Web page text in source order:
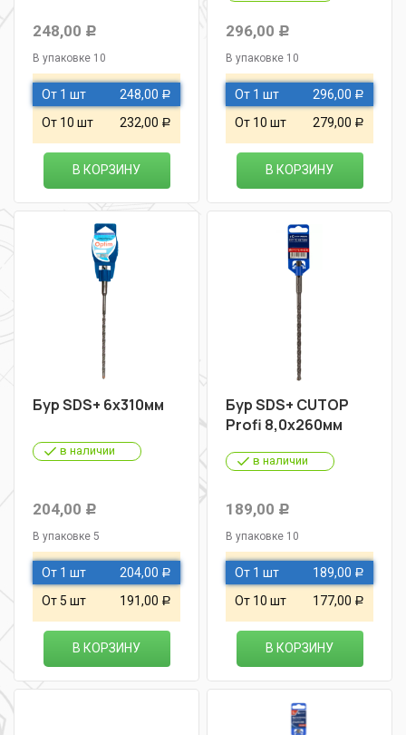
248,00 Р
В упаковке 10
От 1 шт 248,00 Р
От 10 шт 232,00 Р
В КОРЗИНУ
296,00 Р
В упаковке 10
От 1 шт 296,00 Р
От 10 шт 279,00 Р
В КОРЗИНУ
Бур SDS+ 6х310мм
в наличии
204,00 Р
В упаковке 5
От 1 шт 204,00 Р
От 5 шт 191,00 Р
В КОРЗИНУ
Бур SDS+ CUTOP
Profi 8,0х260мм
в наличии
189,00 Р
В упаковке 10
От 1 шт 189,00 Р
От 10 шт 177,00 Р
В КОРЗИНУ